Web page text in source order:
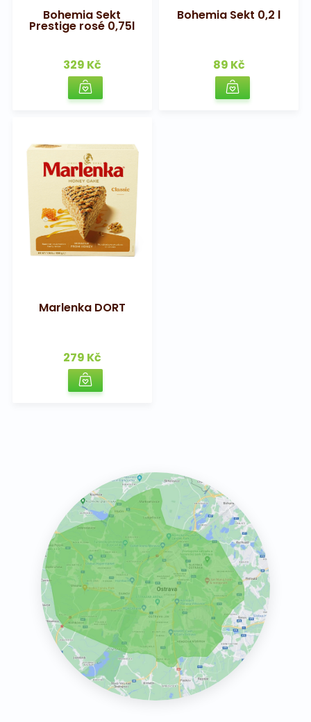
Bohemia Sekt
Prestige rosé 0,75l
329 Kč
Bohemia Sekt 0,2 l
89 Kč
Marlenka DORT
279 Kč